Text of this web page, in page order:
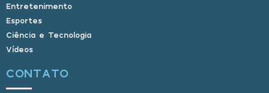
Entretenimento
Esportes
Ciência e Tecnologia
Vídeos
CONTATO